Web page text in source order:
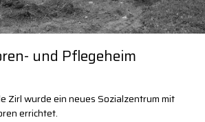
News
Impressum
News
Impressum
und Pflegeheim
Zirl wurde ein neues Sozialzentrum mit
errichtet.